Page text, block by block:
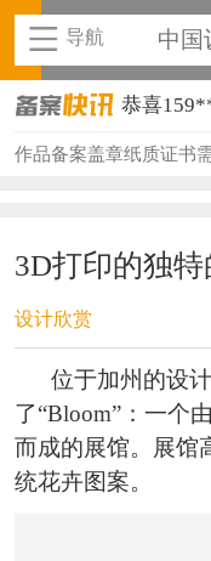
导航 中国
恭喜
恭喜
恭喜
恭喜
恭喜
恭喜
恭喜
作品备案盖章纸质证书
3D打印的独
设计欣赏
位于加州的设计
了“Bloom”：一个
而成的展馆。展馆
统花卉图案。